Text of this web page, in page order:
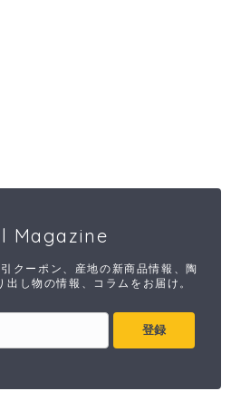
Magazine
クーポン、産地の新商品情報、陶
出し物の情報、コラムをお届け。
登録